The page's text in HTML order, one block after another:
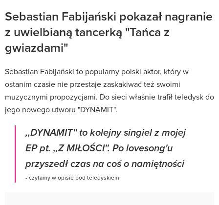
Sebastian Fabijański pokazał nagranie
z uwielbianą tancerką "Tańca z
gwiazdami"
Sebastian Fabijański to popularny polski aktor, który w
ostanim czasie nie przestaje zaskakiwać też swoimi
muzycznymi propozycjami. Do sieci właśnie trafił teledysk do
jego nowego utworu "DYNAMIT".
,,DYNAMIT'' to kolejny singiel z mojej
EP pt. ,,Z MIŁOŚCI''. Po lovesong'u
przyszedł czas na coś o namiętności
- czytamy w opisie pod teledyskiem